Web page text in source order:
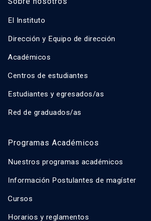
El Instituto
Dirección y Equipo de dirección
Académicos
Centros de estudiantes
Estudiantes y egresados/as
Red de graduados/as
Programas Académicos
Nuestros programas académicos
Información Postulantes de magíster
Cursos
Horarios y reglamentos